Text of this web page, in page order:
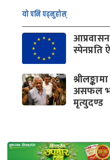
यो पनि पढ्नुहोस्
स्पेनप्रति
असफल
मृत्युदण्ड